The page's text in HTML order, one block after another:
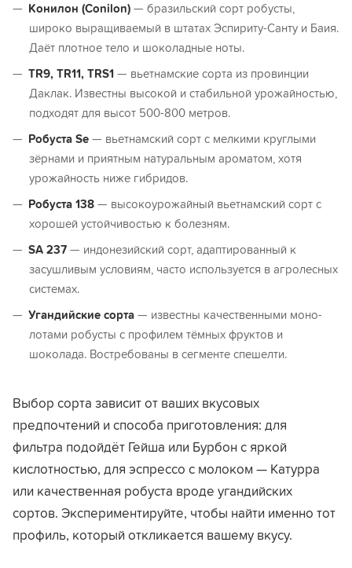
Конилон (Conilon) — бразильский сорт робусты,
широко выращиваемый в штатах Эспириту-Санту и Баия.
Даёт плотное тело и шоколадные ноты.
TR9, TR11, TRS1 — вьетнамские сорта из провинции
Даклак. Известны высокой и стабильной урожайностью,
подходят для высот 500-800 метров.
Робуста Se — вьетнамский сорт с мелкими круглыми
зёрнами и приятным натуральным ароматом, хотя
урожайность ниже гибридов.
Робуста 138 — высокоурожайный вьетнамский сорт с
хорошей устойчивостью к болезням.
SA 237 — индонезийский сорт, адаптированный к
засушливым условиям, часто используется в агролесных
системах.
Угандийские сорта — известны качественными моно-
лотами робусты с профилем тёмных фруктов и
шоколада. Востребованы в сегменте спешелти.
Выбор сорта зависит от ваших вкусовых
предпочтений и способа приготовления: для
фильтра подойдёт Гейша или Бурбон с яркой
кислотностью, для эспрессо с молоком — Катурра
или качественная робуста вроде угандийских
сортов. Экспериментируйте, чтобы найти именно тот
профиль, который откликается вашему вкусу.